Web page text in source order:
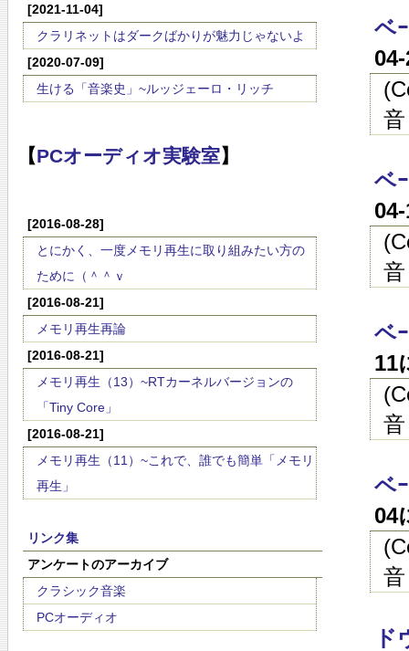
[2021-11-04]
クラリネットはダークばかりが魅力じゃないよ
[2020-07-09]
生ける「音楽史」~ルッジェーロ・リッチ
【PCオーディオ実験室】
[2016-08-28]
とにかく、一度メモリ再生に取り組みたい方の
ために（＾＾ｖ
[2016-08-21]
メモリ再生再論
[2016-08-21]
メモリ再生（13）~RTカーネルバージョンの
「Tiny Core」
[2016-08-21]
メモリ再生（11）~これで、誰でも簡単「メモリ
再生」
リンク集
アンケートのアーカイブ
クラシック音楽
PCオーディオ
ベ
音
ベ
音
ベ
11
音
ベ
04
音